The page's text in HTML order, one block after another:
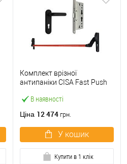
В наявності
Комплект врізної
антипаніки CISA Fast Push
червоний із замком та
Ціна 12 474 грн.
У кошик
Купити в 1 клік